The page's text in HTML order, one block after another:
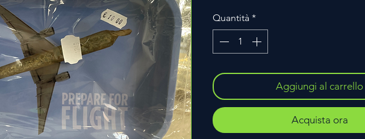
Quantità *
Aggiungi al carrello
Acquista ora